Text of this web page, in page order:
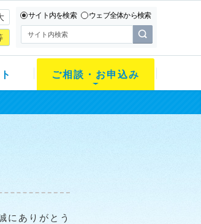
サイト内を検索 ウェブ全体から検索
ご相談・お申込み
にありがとう